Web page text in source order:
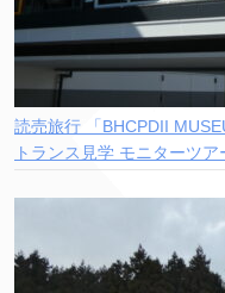
読売旅行 「BHCPDII
トランス見学 モニターツ